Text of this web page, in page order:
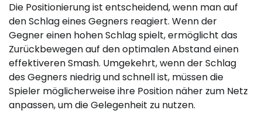
Die Positionierung ist entscheidend, wenn man auf
den Schlag eines Gegners reagiert. Wenn der
Gegner einen hohen Schlag spielt, ermöglicht das
Zurückbewegen auf den optimalen Abstand einen
effektiveren Smash. Umgekehrt, wenn der Schlag
des Gegners niedrig und schnell ist, müssen die
Spieler möglicherweise ihre Position näher zum Netz
anpassen, um die Gelegenheit zu nutzen.